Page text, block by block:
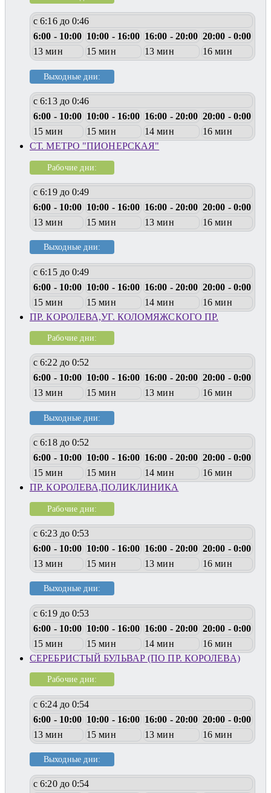
с 6:16 до 0:46
6:00 - 10:00 10:00 - 16:00 16:00 - 20:00 20:00 - 0:00
13 мин
15 мин 13 мин 16 мин
Выходные дни:
с 6:13 до 0:46
6:00 - 10:00 10:00 - 16:00 16:00 - 20:00 20:00 - 0:00
15 мин
15 мин 14 мин
16 мин
СТ. МЕТРО "ПИОНЕРСКАЯ"
Рабочие дни:
с 6:19 до 0:49
6:00 - 10:00 10:00 - 16:00 16:00 - 20:00 20:00 - 0:00
13 мин
15 мин 13 мин 16 мин
Выходные дни:
с 6:15 до 0:49
6:00 - 10:00 10:00 - 16:00 16:00 - 20:00 20:00 - 0:00
15 мин
15 мин 14 мин
16 мин
ПР. КОРОЛЕВА,УГ. КОЛОМЯЖСКОГО ПР.
Рабочие дни:
с 6:22 до 0:52
6:00 - 10:00 10:00 - 16:00 16:00 - 20:00 20:00 - 0:00
13 мин
15 мин 13 мин 16 мин
Выходные дни:
с 6:18 до 0:52
6:00 - 10:00 10:00 - 16:00 16:00 - 20:00 20:00 - 0:00
15 мин
15 мин 14 мин
16 мин
ПР. КОРОЛЕВА,ПОЛИКЛИНИКА
Рабочие дни:
с 6:23 до 0:53
6:00 - 10:00 10:00 - 16:00 16:00 - 20:00 20:00 - 0:00
13 мин
15 мин 13 мин 16 мин
Выходные дни:
с 6:19 до 0:53
6:00 - 10:00 10:00 - 16:00 16:00 - 20:00 20:00 - 0:00
15 мин
15 мин 14 мин
16 мин
СЕРЕБРИСТЫЙ БУЛЬВАР (ПО ПР. КОРОЛЕВА)
Рабочие дни:
с 6:24 до 0:54
6:00 - 10:00 10:00 - 16:00 16:00 - 20:00 20:00 - 0:00
13 мин
15 мин 13 мин 16 мин
Выходные дни:
с 6:20 до 0:54